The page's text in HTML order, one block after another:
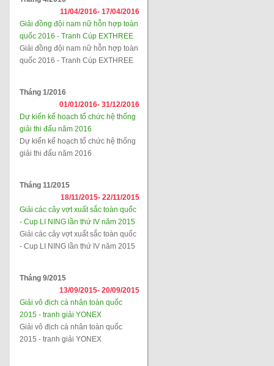
11/04/2016- 17/04/2016
Giải đồng đội nam nữ hỗn hợp toàn
quốc 2016 - Tranh Cúp EXTHREE
Giải đồng đội nam nữ hỗn hợp toàn
quốc 2016 - Tranh Cúp EXTHREE
Tháng 1/2016
01/01/2016- 31/12/2016
Dự kiến kế hoạch tổ chức hệ thống
giải thi đấu năm 2016
Dự kiến kế hoạch tổ chức hệ thống
giải thi đấu năm 2016
Tháng 11/2015
18/11/2015- 22/11/2015
Giải các cây vợt xuất sắc toàn quốc
- Cup LI NING lần thứ IV năm 2015
Giải các cây vợt xuất sắc toàn quốc
- Cup LI NING lần thứ IV năm 2015
Tháng 9/2015
13/09/2015- 20/09/2015
Giải vô địch cá nhân toàn quốc
2015 - tranh giải YONEX
Giải vô địch cá nhân toàn quốc
2015 - tranh giải YONEX